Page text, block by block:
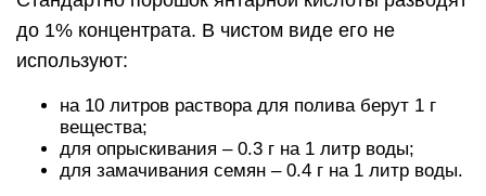
до 1% концентрата. В чистом виде его не
используют:
на 10 литров раствора для полива берут 1 г
вещества;
для опрыскивания – 0.3 г на 1 литр воды;
для замачивания семян – 0.4 г на 1 литр воды.